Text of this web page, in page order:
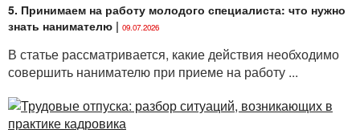
5. Принимаем на работу молодого специалиста: что нужно
знать нанимателю | 09.07.2026
В статье рассматривается, какие действия необходимо
совершить нанимателю при приеме на работу ...